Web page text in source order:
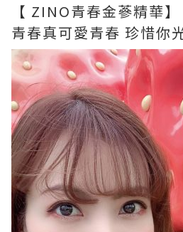
【 ZINO青春金蔘精華】
青春真可愛青春 珍惜你